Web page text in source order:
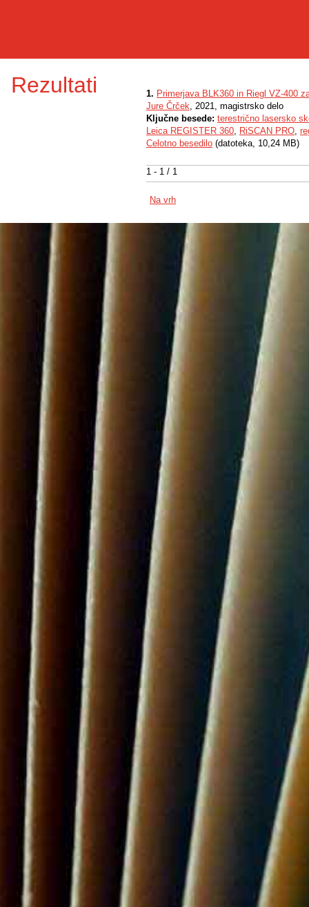
Rezultati
1 - 1 / 1
1. Primerjava BLK360 in Riegl VZ-400
Jure Črček, 2021, magistrsko delo
Ključne besede: terestrično lasersko
Leica REGISTER 360, RiSCAN PRO,
Celotno besedilo (datoteka, 10,24 MB)
Na vrh